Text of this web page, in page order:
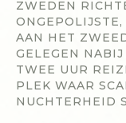
ZWEDEN
AAN HET
GELEGEN
TWEE UUR
PLEK WAAR
NUCHTERHEID